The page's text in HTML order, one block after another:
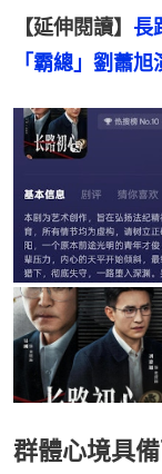
【延伸閱讀】 長
「霸總」劉蕭
群體心境具